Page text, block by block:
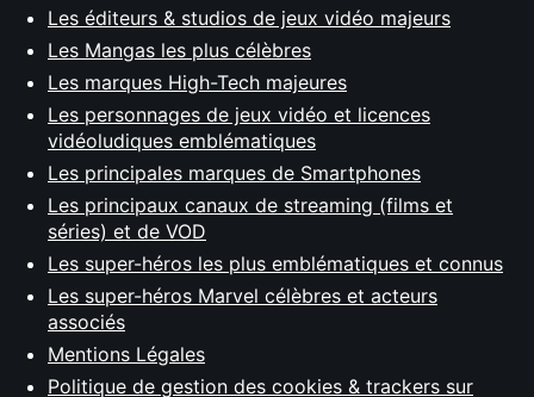
Les éditeurs & studios de jeux vidéo majeurs
Les Mangas les plus célèbres
Les marques High-Tech majeures
Les personnages de jeux vidéo et licences
vidéoludiques emblématiques
Les principales marques de Smartphones
Les principaux canaux de streaming (films et
séries) et de VOD
Les super-héros les plus emblématiques et connus
Les super-héros Marvel célèbres et acteurs
associés
Mentions Légales
Politique de gestion des cookies & trackers sur